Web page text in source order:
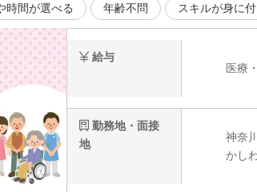
時間が選べる 年齢不問 スキルが身に付
給与
医療
勤務地・面接
地
神奈
かし